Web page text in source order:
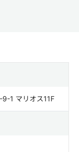
1 マリオス11F